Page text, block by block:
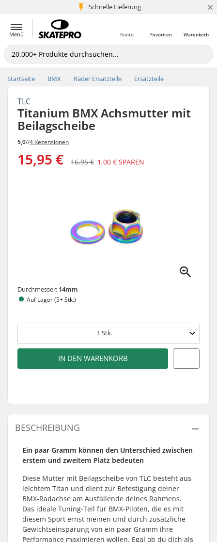
Schnelle Lieferung
5+ Mio. Kunden ×
Menü Warenkorb
Favoriten
Konto
Startseite BMX Räder Ersatzteile Ersatzteile
TLC
Titanium BMX Achsmutter mit
Beilagscheibe
5,0//4 Rezensionen
15,95 € 16,95 € 1,00 € SPAREN
Durchmesser: 14mm
Auf Lager (5+ Stk.)
1 Stk.
IN DEN WARENKORB
BESCHREIBUNG
Ein paar Gramm können den Unterschied zwischen
erstem und zweitem Platz bedeuten
Diese Mutter mit Beilagscheibe von TLC besteht aus
leichtem Titan und dient zur Befestigung deiner
BMX-Radachse am Ausfallende deines Rahmens.
Das ideale Tuning-Teil für BMX-Piloten, die es mit
diesem Sport ernst meinen und durch zusätzliche
Gewichtseinsparung von ein paar Gramm ihre
Performance maximieren wollen. Egal ob du dich als